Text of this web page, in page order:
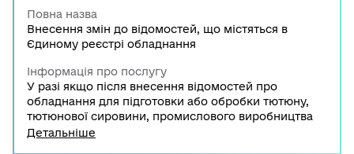
Повна назва
Внесення змін до відомостей, що містяться в
Єдиному реєстрі обладнання
Інформація про послугу
У разі якщо після внесення відомостей про
обладнання для підготовки або обробки тютюну,
тютюнової сировини, промислового виробництва
тютюнових виробів до Єдиного реєстру
Детальніше